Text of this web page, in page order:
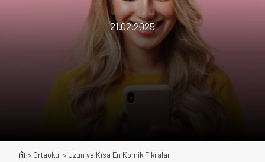
21.02.2025
> Ortaokul > Uzun ve Kısa En Komik Fıkralar